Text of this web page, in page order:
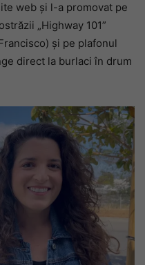
web și l-a promovat pe
„Highway 101”
și pe plafonul
direct la burlaci în drum